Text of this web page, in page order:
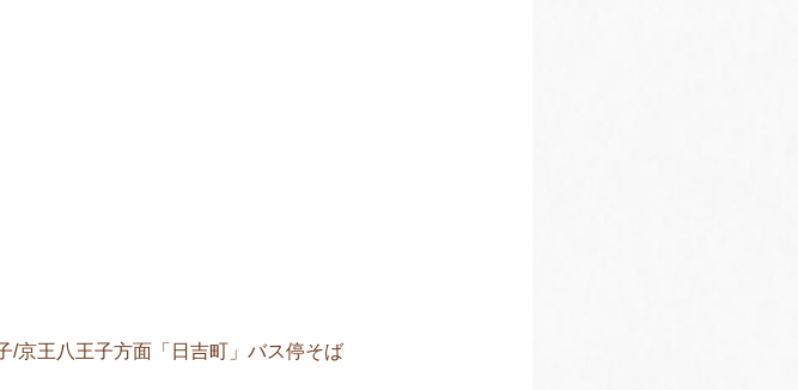
/京王八王子方面「日吉町」バス停そば